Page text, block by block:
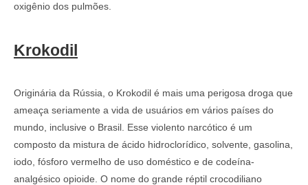
oxigênio dos pulmões.
Krokodil
Originária da Rússia, o Krokodil é mais uma perigosa droga que
ameaça seriamente a vida de usuários em vários países do
mundo, inclusive o Brasil. Esse violento narcótico é um
composto da mistura de ácido hidroclorídico, solvente, gasolina,
iodo, fósforo vermelho de uso doméstico e de codeína-
analgésico opioide. O nome do grande réptil crocodiliano